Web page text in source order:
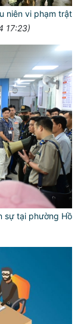
niên vi phạm trật
17:23)
sự tại phường Hồ